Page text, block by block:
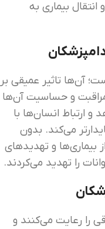
بیماری به
آن‌ها تاثیر عمیقی بر
و حساسیت آن‌ها
و ارتباط انسان‌ها با
می‌کند. بدون
و تهدیدهای
را تهدید می‌کردند.
را رعایت می‌کنند و